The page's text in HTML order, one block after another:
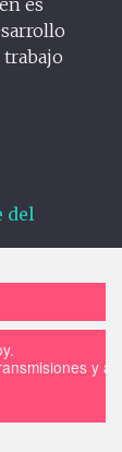
es
trabajo
del
y